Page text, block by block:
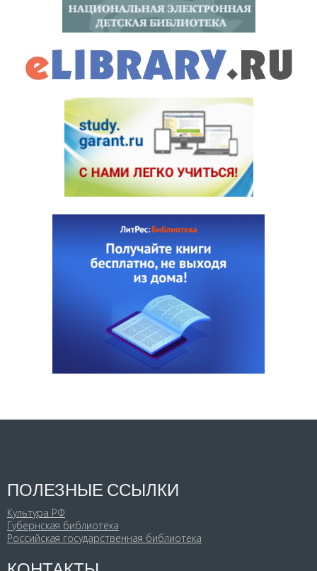
ПОЛЕЗНЫЕ ССЫЛКИ
Культура РФ
Губернская библиотека
Российская государственная библиотека